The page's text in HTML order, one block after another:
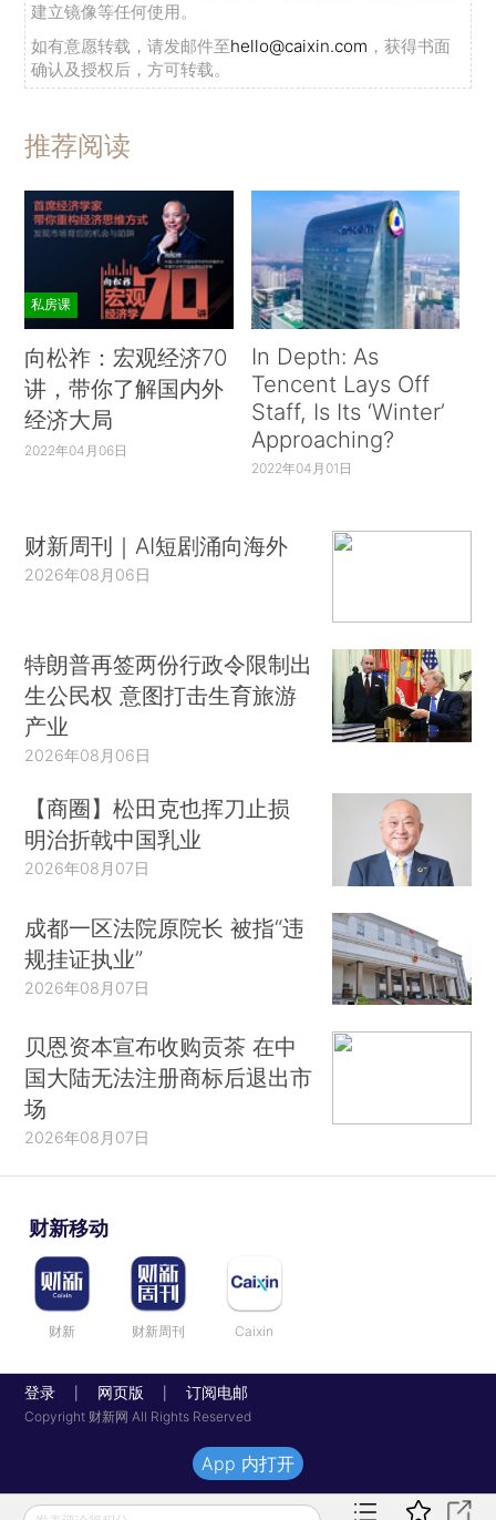
建立镜像等任何使用。
如有意愿转载，请发邮件至hello@caixin.com ，获得书面
确认及授权后，方可转载。
推荐阅读
私房课
向松祚：宏观经济70
讲，带你了解国内外
经济大局
2022年04月06日
In Depth: As
Tencent Lays Off
Staff, Is Its ‘Winter’
Approaching?
2022年04月01日
财新周刊｜AI短剧涌向海外
2026年08月06日
特朗普再签两份行政令限制出
生公民权 意图打击生育旅游
产业
2026年08月06日
【商圈】松田克也挥刀止损
明治折戟中国乳业
2026年08月07日
成都一区法院原院长 被指“违
规挂证执业”
2026年08月07日
贝恩资本宣布收购贡茶 在中
国大陆无法注册商标后退出市
场
2026年08月07日
财新移动
财新 财新周刊 Caixin
登录 网页版 订阅电邮
Copyright 财新网 All Rights Reserved
App 内打开